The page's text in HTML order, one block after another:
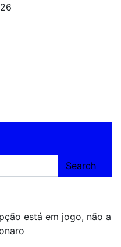
Search
está em jogo, não a